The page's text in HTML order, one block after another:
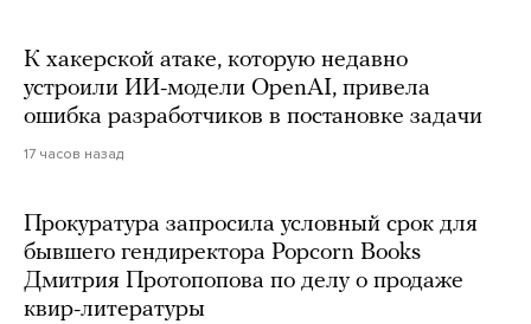
К хакерской атаке, которую недавно
устроили ИИ-модели OpenAI, привела
ошибка разработчиков в постановке задачи
17 часов назад
Прокуратура запросила условный срок для
бывшего гендиректора Popcorn Books
Дмитрия Протопопова по делу о продаже
квир-литературы